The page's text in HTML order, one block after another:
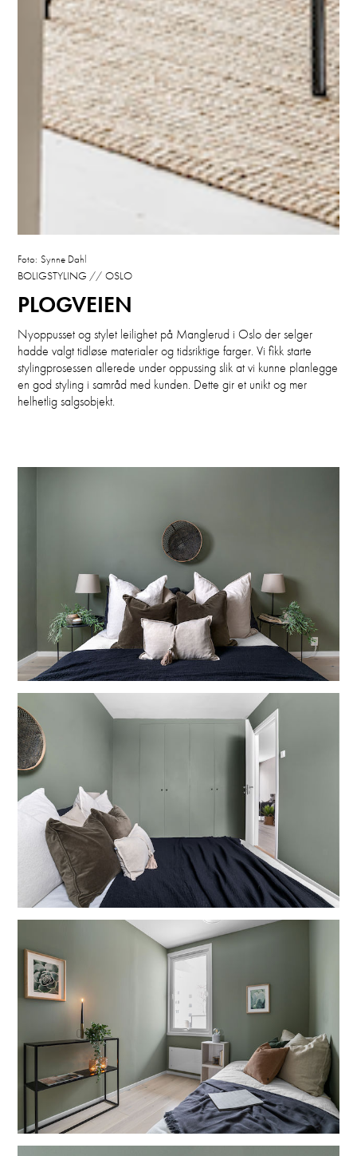
Foto: Synne Dahl
BOLIGSTYLING // OSLO
PLOGVEIEN
Nyoppusset og stylet leilighet på Manglerud i Oslo der selger
hadde valgt tidløse materialer og tidsriktige farger. Vi fikk starte
stylingprosessen allerede under oppussing slik at vi kunne planlegge
en god styling i samråd med kunden. Dette gir et unikt og mer
helhetlig salgsobjekt.